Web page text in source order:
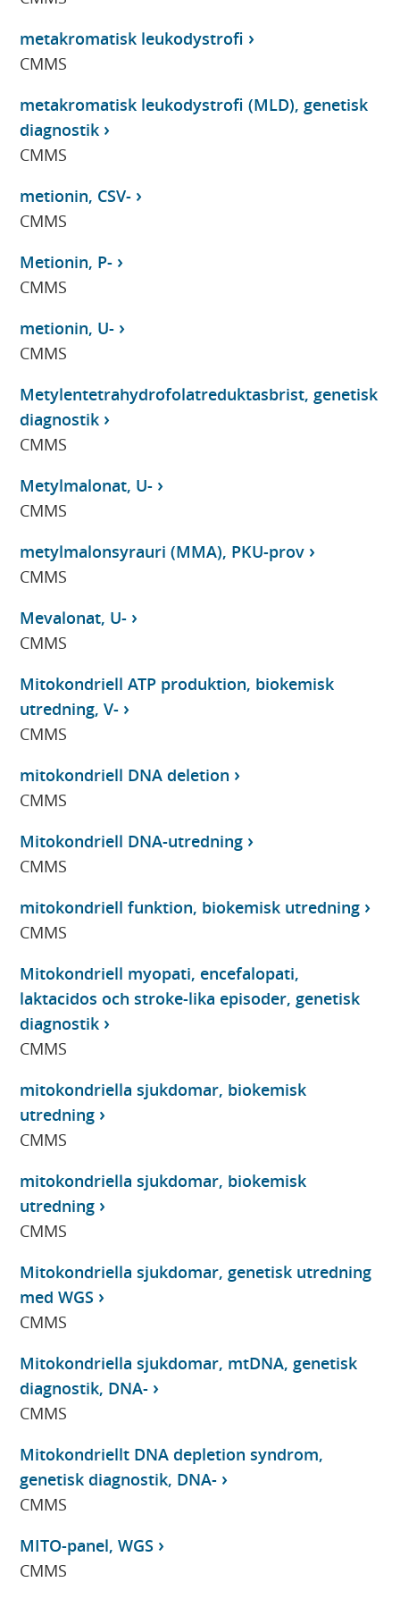
metakromatisk leukodystrofi
CMMS
metakromatisk leukodystrofi (MLD), genetisk
diagnostik
CMMS
metionin, CSV-
CMMS
Metionin, P-
CMMS
metionin, U-
CMMS
Metylentetrahydrofolatreduktasbrist, genetisk
diagnostik
CMMS
Metylmalonat, U-
CMMS
metylmalonsyrauri (MMA), PKU-prov
CMMS
Mevalonat, U-
CMMS
Mitokondriell ATP produktion, biokemisk
utredning, V-
CMMS
mitokondriell DNA deletion
CMMS
Mitokondriell DNA-utredning
CMMS
mitokondriell funktion, biokemisk utredning
CMMS
Mitokondriell myopati, encefalopati,
laktacidos och stroke-lika episoder, genetisk
diagnostik
CMMS
mitokondriella sjukdomar, biokemisk
utredning
CMMS
mitokondriella sjukdomar, biokemisk
utredning
CMMS
Mitokondriella sjukdomar, genetisk utredning
med WGS
CMMS
Mitokondriella sjukdomar, mtDNA, genetisk
diagnostik, DNA-
CMMS
Mitokondriellt DNA depletion syndrom,
genetisk diagnostik, DNA-
CMMS
MITO-panel, WGS
CMMS